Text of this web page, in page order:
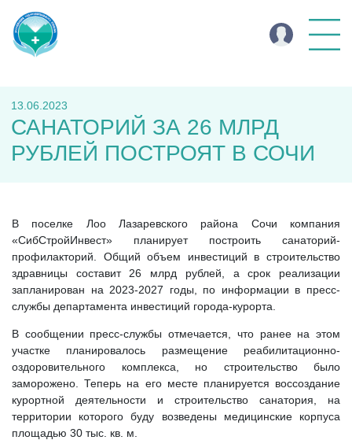
13.06.2023
САНАТОРИЙ ЗА 26 МЛРД
РУБЛЕЙ ПОСТРОЯТ В СОЧИ
В поселке Лоо Лазаревского района Сочи компания
«СибСтройИнвест» планирует построить санаторий-
профилакторий. Общий объем инвестиций в строительство
здравницы составит 26 млрд рублей, а срок реализации
запланирован на 2023-2027 годы, по информации в пресс-
службы департамента инвестиций города-курорта.
В сообщении пресс-службы отмечается, что ранее на этом
участке планировалось размещение реабилитационно-
оздоровительного комплекса, но строительство было
заморожено. Теперь на его месте планируется воссоздание
курортной деятельности и строительство санатория, на
территории которого буду возведены медицинские корпуса
площадью 30 тыс. кв. м.